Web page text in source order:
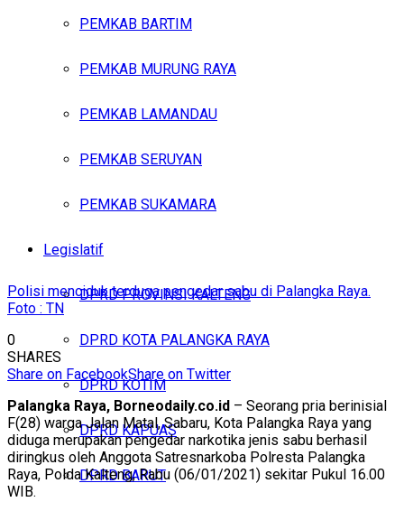
PEMKAB BARTIM
PEMKAB MURUNG RAYA
PEMKAB LAMANDAU
PEMKAB SERUYAN
PEMKAB SUKAMARA
Legislatif
DPRD PROVINSI KALTENG
DPRD KOTA PALANGKA RAYA
DPRD KOTIM
DPRD KAPUAS
DPRD BARUT
Polisi menciduk terduga pengedar sabu di Palangka Raya.
Foto : TN
0
SHARES
Share on FacebookShare on Twitter
Palangka Raya, Borneodaily.co.id – Seorang pria berinisial
F(28) warga Jalan Matal, Sabaru, Kota Palangka Raya yang
diduga merupakan pengedar narkotika jenis sabu berhasil
diringkus oleh Anggota Satresnarkoba Polresta Palangka
Raya, Polda Kalteng, Rabu (06/01/2021) sekitar Pukul 16.00
WIB.